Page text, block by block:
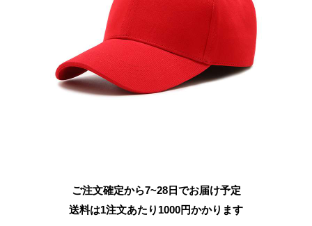
ご注文確定から7~28日でお届け予定
送料は1注文あたり 1000円かかります